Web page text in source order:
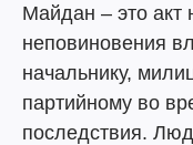
Майдан – это акт
неповиновения
начальнику,
партийному во
последствия.